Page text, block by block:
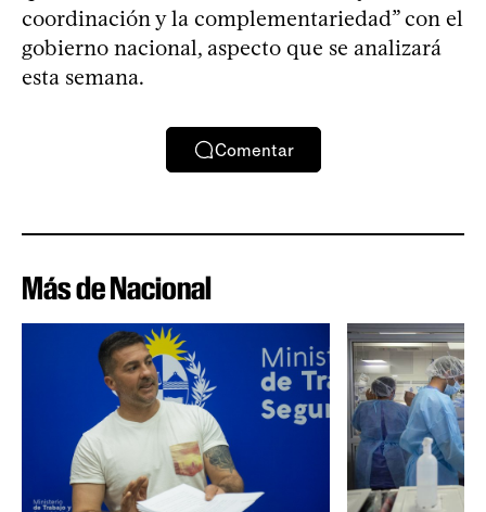
coordinación y la complementariedad” con el
gobierno nacional, aspecto que se analizará
esta semana.
Comentar
Más de Nacional